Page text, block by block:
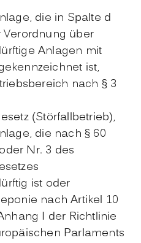
die in Spalte d
über
Anlagen mit
ist,
nach § 3
(Störfallbetrieb),
die nach § 60
Nr. 3 des
ist oder
nach Artikel 10
I der Richtlinie
Parlaments